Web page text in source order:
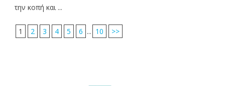
την κοπή και ...
1 2 3 4 5 6 ... 10 >>